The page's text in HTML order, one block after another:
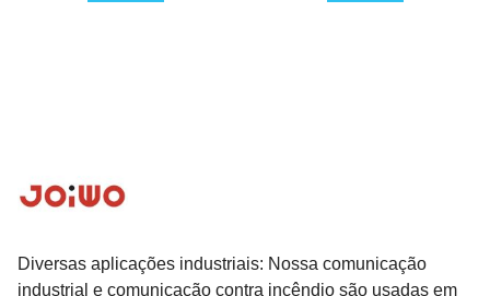
Diversas aplicações industriais: Nossa comunicação
industrial e comunicação contra incêndio são usadas em